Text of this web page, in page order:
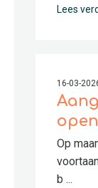
Lees
16-03-
Op
b ...